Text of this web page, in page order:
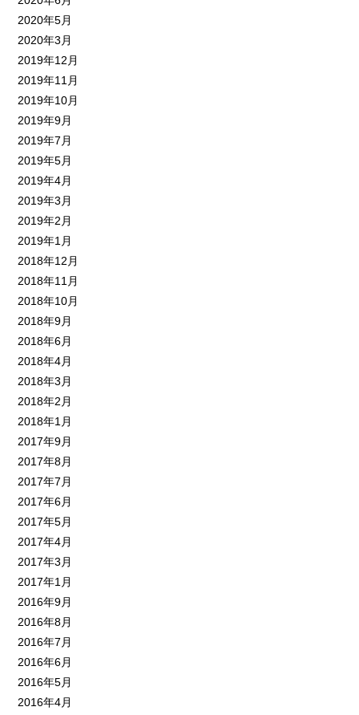
2020年5月
2020年3月
2019年12月
2019年11月
2019年10月
2019年9月
2019年7月
2019年5月
2019年4月
2019年3月
2019年2月
2019年1月
2018年12月
2018年11月
2018年10月
2018年9月
2018年6月
2018年4月
2018年3月
2018年2月
2018年1月
2017年9月
2017年8月
2017年7月
2017年6月
2017年5月
2017年4月
2017年3月
2017年1月
2016年9月
2016年8月
2016年7月
2016年6月
2016年5月
2016年4月